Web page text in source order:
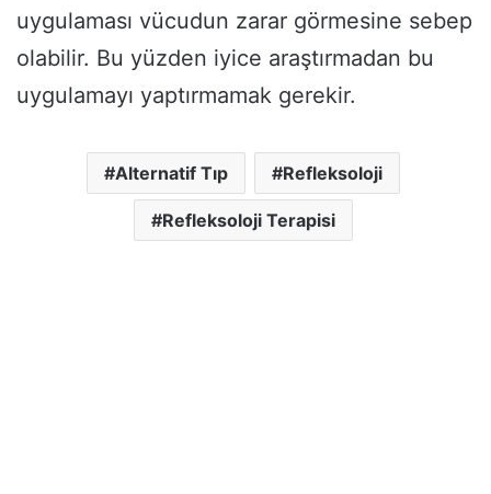
uygulaması vücudun zarar görmesine sebep
olabilir. Bu yüzden iyice araştırmadan bu
uygulamayı yaptırmamak gerekir.
Alternatif Tıp Refleksoloji
Refleksoloji Terapisi